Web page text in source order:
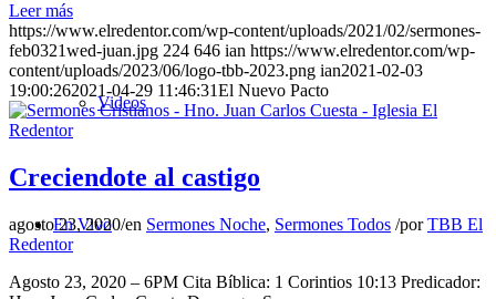
Videos
En Vivo
Leer más
https://www.elredentor.com/wp-content/uploads/2021/02/sermones-
feb0321wed-juan.jpg 224 646 ian https://www.elredentor.com/wp-
content/uploads/2023/06/logo-tbb-2023.png ian2021-02-03
19:00:262021-04-29 11:46:31El Nuevo Pacto
Creciendote al castigo
agosto 23, 2020/en Sermones Noche, Sermones Todos /porTBB El
Redentor
Agosto 23, 2020 – 6PM Cita Bíblica: 1 Corintios 10:13 Predicador: